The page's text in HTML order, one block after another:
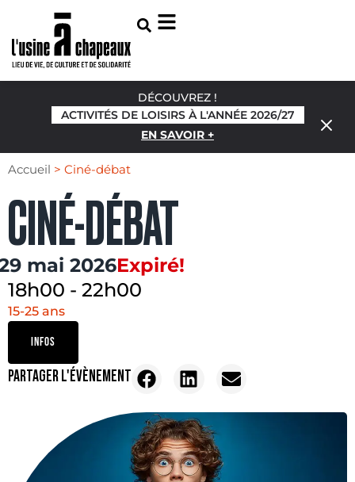
DÉCOUVREZ !
ACTIVITÉS DE LOISIRS À L'ANNÉE 2026/27
EN SAVOIR +
Accueil > Ciné-débat
CINÉ-DÉBAT
mai 2026Expiré!
18h00 - 22h00
15-25 ans
INFOS
PARTAGER L'ÉVÈNEMENT